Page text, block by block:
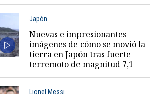
Japón
Nuevas e impresionantes
imágenes de cómo se movió la
tierra en Japón tras fuerte
terremoto de magnitud 7,1
Lionel Messi